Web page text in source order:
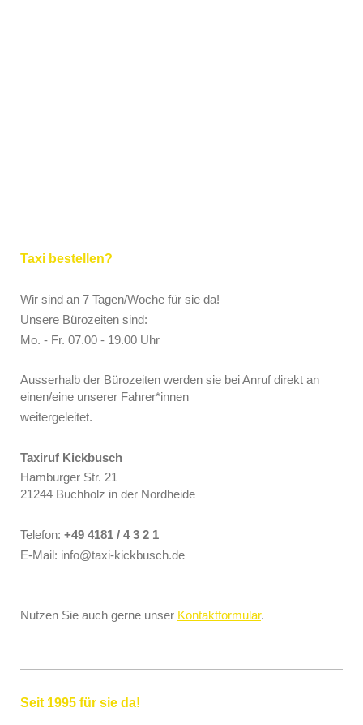
Taxi bestellen?
Wir sind an 7 Tagen/Woche für sie da!
Unsere Bürozeiten sind:
Mo. - Fr. 07.00 - 19.00 Uhr
Ausserhalb der Bürozeiten werden sie bei Anruf direkt an
einen/eine unserer Fahrer*innen
weitergeleitet.
Taxiruf Kickbusch
Hamburger Str. 21
21244 Buchholz in der Nordheide
Telefon: +49 4181 / 4 3 2 1
E-Mail: info@taxi-kickbusch.de
Nutzen Sie auch gerne unser Kontaktformular.
Seit 1995 für sie da!